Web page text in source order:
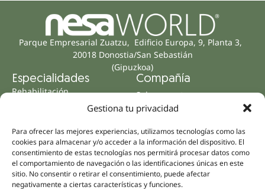
Gestiona tu privacidad
Para ofrecer las mejores experiencias, utilizamos tecnologías como las
cookies para almacenar y/o acceder a la información del dispositivo. El
consentimiento de estas tecnologías nos permitirá procesar datos como
el comportamiento de navegación o las identificaciones únicas en este
sitio. No consentir o retirar el consentimiento, puede afectar
negativamente a ciertas características y funciones.
Parque Empresarial Zuatzu, Edificio Europa, 9, Planta 3,
20018 Donostia/San Sebastián
(Gipuzkoa)
Especialidades
Rehabilitación
Salud mental
Neurología y dolor
Odontología
Medicina interna
Compañía
Sobre nosotros
Equipo humano
Distribuidores
Partnerships
Nesa Academic